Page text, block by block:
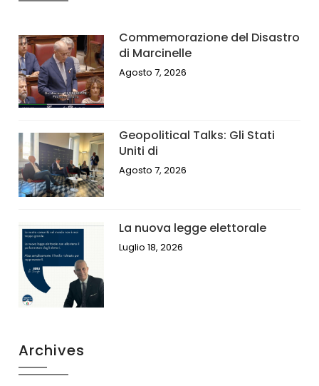
Commemorazione del Disastro
di Marcinelle
Agosto 7, 2026
Geopolitical Talks: Gli Stati
Uniti di
Agosto 7, 2026
La nuova legge elettorale
Luglio 18, 2026
Archives